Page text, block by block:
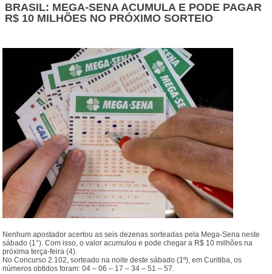
BRASIL: MEGA-SENA ACUMULA E PODE PAGAR
R$ 10 MILHÕES NO PRÓXIMO SORTEIO
Nenhum apostador acertou as seis dezenas sorteadas pela Mega-Sena neste
sábado (1°). Com isso, o valor acumulou e pode chegar a R$ 10 milhões na
próxima terça-feira (4).
No Concurso 2.102, sorteado na noite deste sábado (1º), em Curitiba, os
números obtidos foram: 04 – 06 – 17 – 34 – 51 – 57.